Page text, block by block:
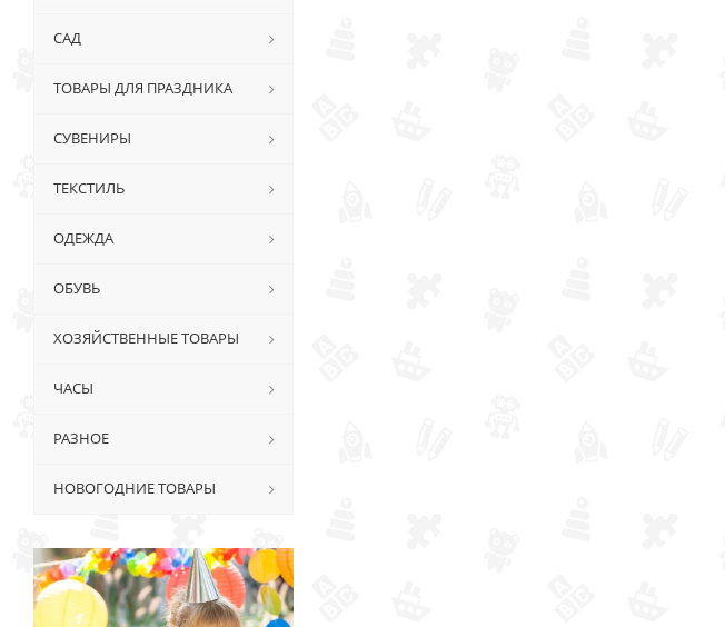
САД
ТОВАРЫ ДЛЯ ПРАЗДНИКА
СУВЕНИРЫ
ТЕКСТИЛЬ
ОДЕЖДА
ОБУВЬ
ХОЗЯЙСТВЕННЫЕ ТОВАРЫ
ЧАСЫ
РАЗНОЕ
НОВОГОДНИЕ ТОВАРЫ